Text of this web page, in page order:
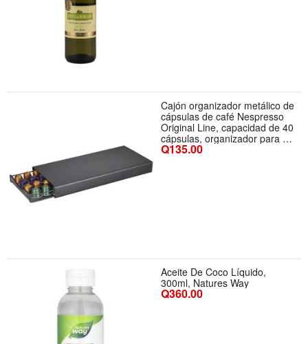
Cajón organizador metálico de
cápsulas de café Nespresso
Original Line, capacidad de 40
cápsulas, organizador para el
hogar, la cafetería y la oficina,
Q135.00
Aceite De Coco Líquido,
300ml, Natures Way
Q360.00